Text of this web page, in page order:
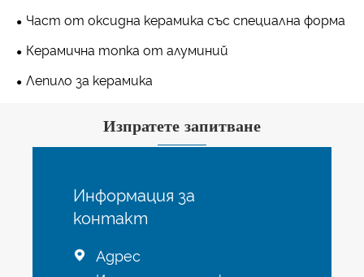
Част от оксидна керамика със специална форма
Керамична топка от алуминий
Лепило за керамика
Изпратете запитване
Информация за
контакт
 Адрес